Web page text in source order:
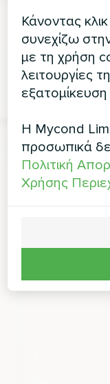
Κάνοντας
συνεχίζω
με τη χρήση
λειτουργίες
Η Mycond
προσωπικά
Πολιτική
Χρήσης